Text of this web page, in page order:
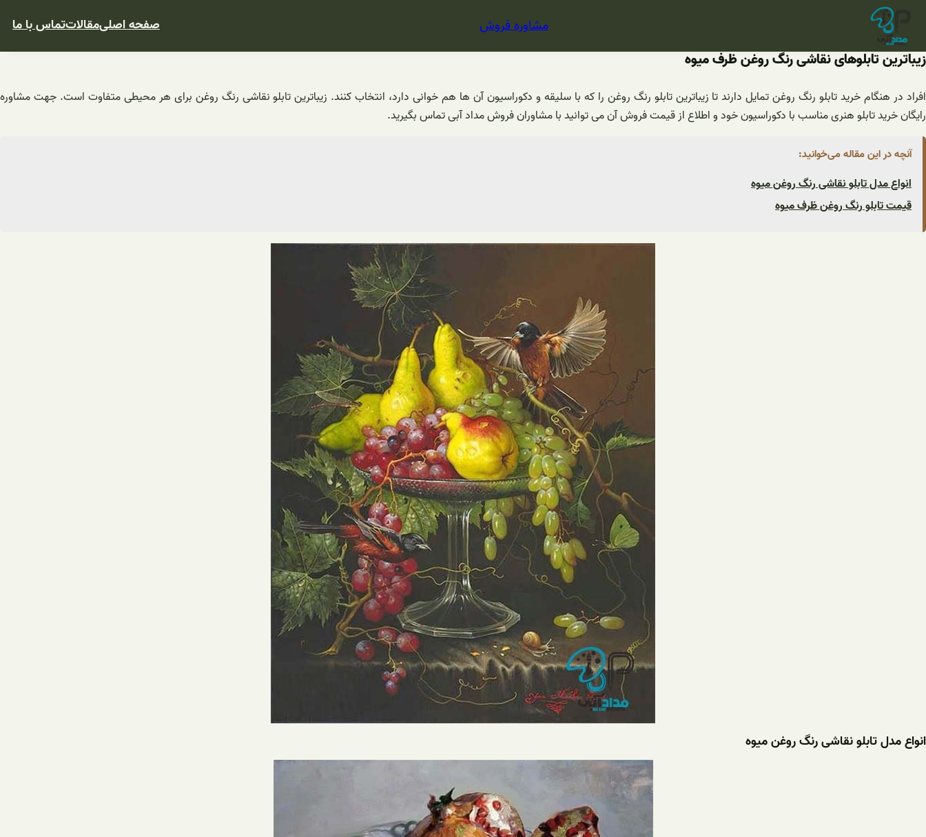
محتوا
مشاوره فروش صفحه اصلیمقالاتتماس با ما
زیباترین تابلوهای نقاشی رنگ روغن ظرف میوه
افراد در هنگام خرید تابلو رنگ روغن تمایل دارند تا زیباترین تابلو رنگ روغن را که با سلیقه و دکوراسیون آن ها هم خوانی دارد، انتخاب کنند. زیباترین تابلو نقاشی رنگ روغن برای هر محیطی متفاوت است. جهت مشاوره
رایگان خرید تابلو هنری مناسب با دکوراسیون خود و اطلاع از قیمت فروش آن می توانید با مشاوران فروش مداد آبی تماس بگیرید.
آنچه در این مقاله می‌خوانید:
انواع مدل تابلو نقاشی رنگ روغن میوه
قیمت تابلو رنگ روغن ظرف میوه
انواع مدل تابلو نقاشی رنگ روغن میوه